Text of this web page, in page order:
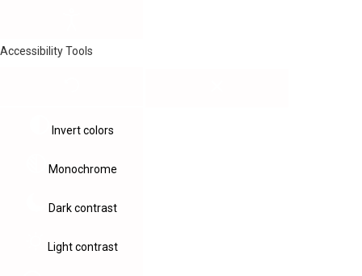
Accessibility Tools
Invert colors
Monochrome
Dark contrast
Light contrast